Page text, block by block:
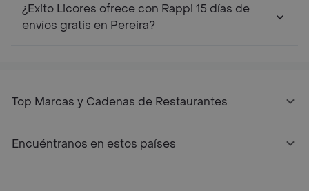
¿Exito Licores ofrece con Rappi 15 días de
envíos gratis en Pereira?
Top Marcas y Cadenas de Restaurantes
Encuéntranos en estos países